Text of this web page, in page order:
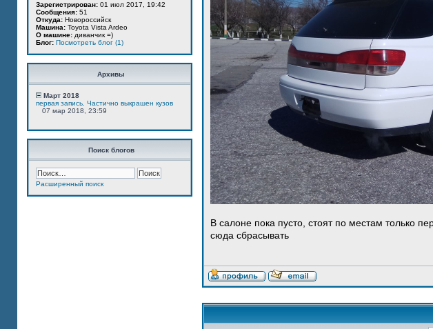
Зарегистрирован: 01 июл 2017, 19:42
Сообщения: 51
Откуда: Новороссийск
Машина: Toyota Vista Ardeo
О машине: диванчик =)
Блог: Посмотреть блог (1)
Архивы
Март 2018
первая запись. Частично выкрашен кузов
07 мар 2018, 23:59
Поиск блогов
Расширенный поиск
В салоне пока пусто, стоят по местам только
сюда сбрасывать